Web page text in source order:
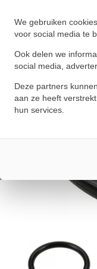
We gebruiken
voor social media te
Ook delen we
social media,
Deze partners
aan ze heeft
hun services.